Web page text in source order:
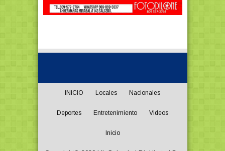
INICIO Locales Nacionales
Deportes Entretenimiento Videos
Inicio